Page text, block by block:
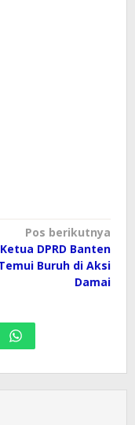
Pos berikutnya
Ketua DPRD Banten
Buruh di Aksi
Damai